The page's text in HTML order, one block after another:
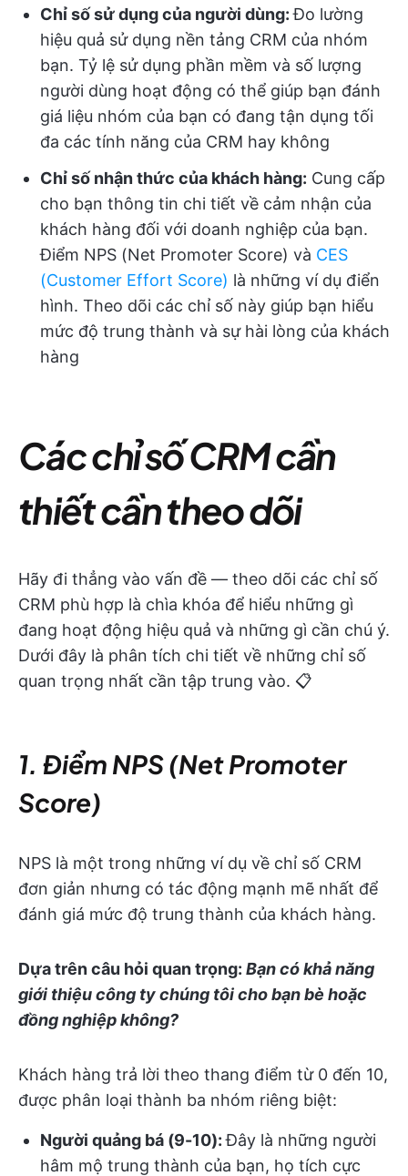
Chỉ số sử dụng của người dùng:Đo lường
hiệu quả sử dụng nền tảng CRM của nhóm
bạn. Tỷ lệ sử dụng phần mềm và số lượng
người dùng hoạt động có thể giúp bạn đánh
giá liệu nhóm của bạn có đang tận dụng tối
đa các tính năng của CRM hay không
Chỉ số nhận thức của khách hàng: Cung cấp
cho bạn thông tin chi tiết về cảm nhận của
khách hàng đối với doanh nghiệp của bạn.
Điểm NPS (Net Promoter Score) và CES
(Customer Effort Score) là những ví dụ điển
hình. Theo dõi các chỉ số này giúp bạn hiểu
mức độ trung thành và sự hài lòng của khách
hàng
Các chỉ số CRM cần
thiết cần theo dõi
Hãy đi thẳng vào vấn đề — theo dõi các chỉ số
CRM phù hợp là chìa khóa để hiểu những gì
đang hoạt động hiệu quả và những gì cần chú ý.
Dưới đây là phân tích chi tiết về những chỉ số
quan trọng nhất cần tập trung vào. 📋
1. Điểm NPS (Net Promoter
Score)
NPS là một trong những ví dụ về chỉ số CRM
đơn giản nhưng có tác động mạnh mẽ nhất để
đánh giá mức độ trung thành của khách hàng.
Dựa trên câu hỏi quan trọng: Bạn có khả năng
giới thiệu công ty chúng tôi cho bạn bè hoặc
đồng nghiệp không?
Khách hàng trả lời theo thang điểm từ 0 đến 10,
được phân loại thành ba nhóm riêng biệt:
Người quảng bá (9-10):Đây là những người
hâm mộ trung thành của bạn, họ tích cực